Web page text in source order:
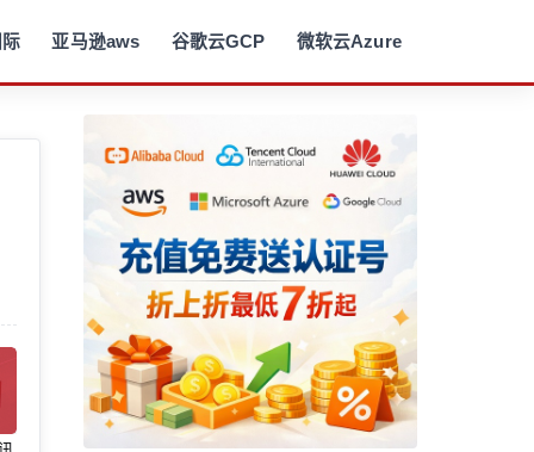
亚马逊aws 谷歌云GCP 微软云Azure